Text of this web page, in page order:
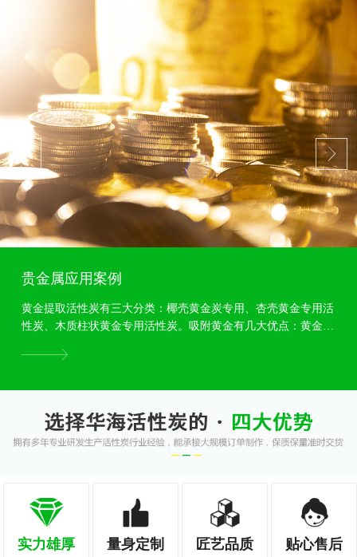
贵金属应用案例
黄金提取活性炭有三大分类：椰壳黄金炭专用、杏壳黄金专用活
性炭、木质柱状黄金专用活性炭。吸附黄金有几大优点：黄金专
实力雄厚 量身定制 匠艺品质 贴心售后